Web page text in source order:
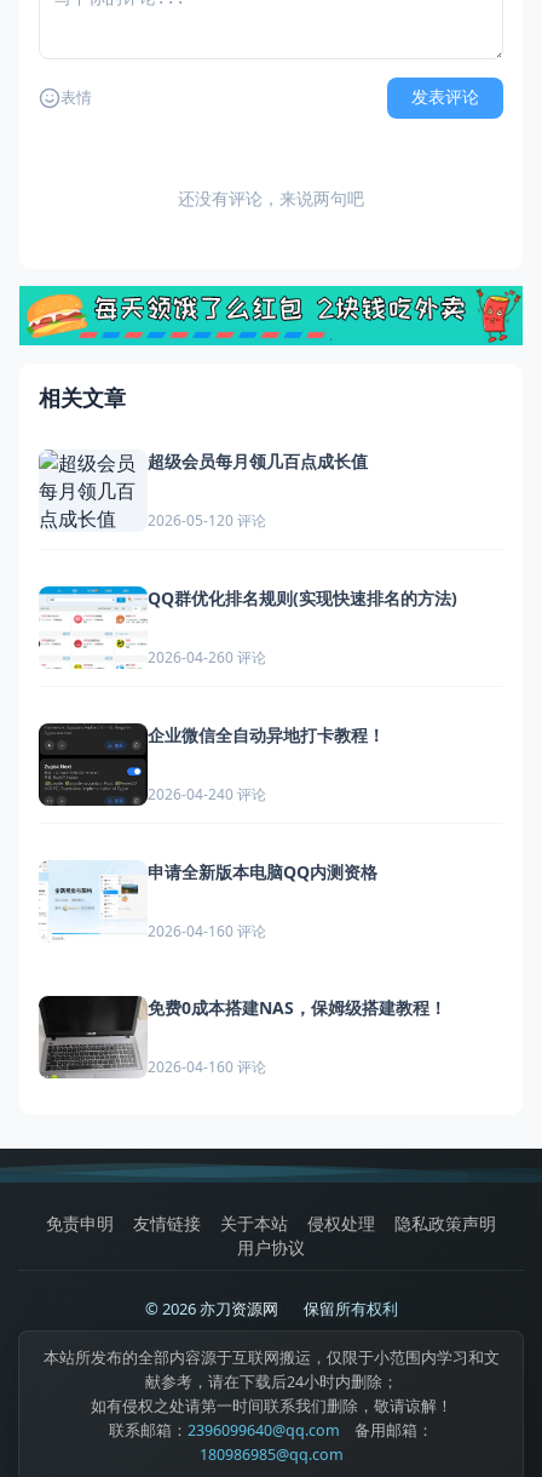
表情 发表评论
还没有评论，来说两句吧
相关文章
超级会员每月领几百点成长值
2026-05-120 评论
QQ群优化排名规则(实现快速排名的方法)
2026-04-260 评论
企业微信全自动异地打卡教程！
2026-04-240 评论
申请全新版本电脑QQ内测资格
2026-04-160 评论
免费0成本搭建NAS，保姆级搭建教程！
2026-04-160 评论
免责申明 友情链接 关于本站 侵权处理
隐私政策声明
用户协议
© 2026 亦刀资源网 保留所有权利
本站所发布的全部内容源于互联网搬运，仅限于小范围内学习和文
献参考，请在下载后24小时内删除；
如有侵权之处请第一时间联系我们删除，敬请谅解！
联系邮箱： 2396099640@qq.com 备用邮箱：
180986985@qq.com